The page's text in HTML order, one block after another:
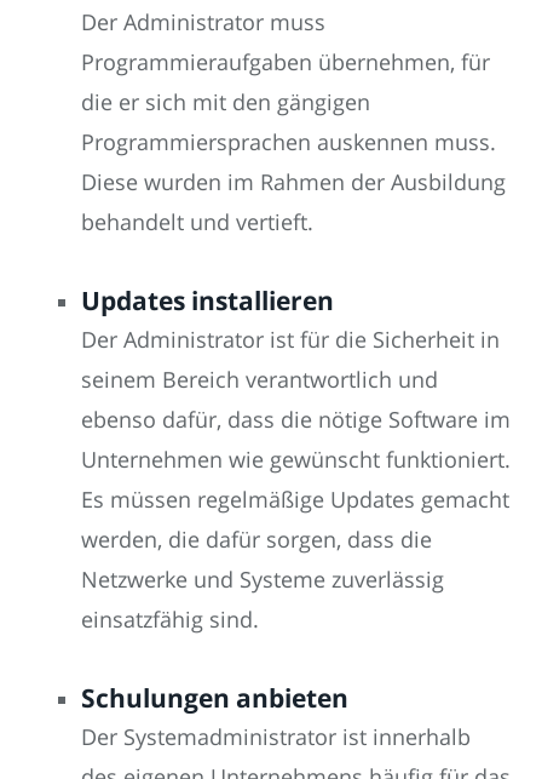
Der Administrator muss
Programmieraufgaben übernehmen, für
die er sich mit den gängigen
Programmiersprachen auskennen muss.
Diese wurden im Rahmen der Ausbildung
behandelt und vertieft.
Updates installieren
Der Administrator ist für die Sicherheit in
seinem Bereich verantwortlich und
ebenso dafür, dass die nötige Software im
Unternehmen wie gewünscht funktioniert.
Es müssen regelmäßige Updates gemacht
werden, die dafür sorgen, dass die
Netzwerke und Systeme zuverlässig
einsatzfähig sind.
Schulungen anbieten
Der Systemadministrator ist innerhalb